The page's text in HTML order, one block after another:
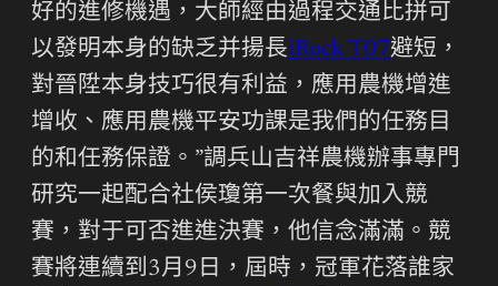
好的進修機遇，大師經由過程交通比拼可
以發明本身的缺乏并揚長iRock T07避短，
對晉陞本身技巧很有利益，應用農機增進
增收、應用農機平安功課是我們的任務目
的和任務保證。”調兵山吉祥農機辦事專門
研究一起配合社侯瓊第一次餐與加入競
賽，對于可否進進決賽，他信念滿滿。競
賽將連續到3月9日，屆時，冠軍花落誰家